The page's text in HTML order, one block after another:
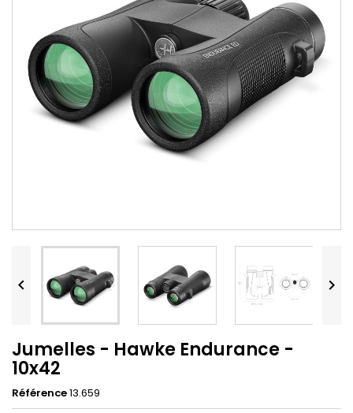
 
Jumelles - Hawke Endurance -
10x42
Référence13.659